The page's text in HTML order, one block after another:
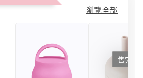
瀏覽全部
售完